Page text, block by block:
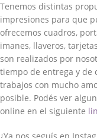
Tenemos distintas
impresiones para que
ofrecemos cuadros,
imanes, llaveros,
son realizados por
tiempo de entrega y de
trabajos con mucho
posible. Podés ver
online en el siguiente